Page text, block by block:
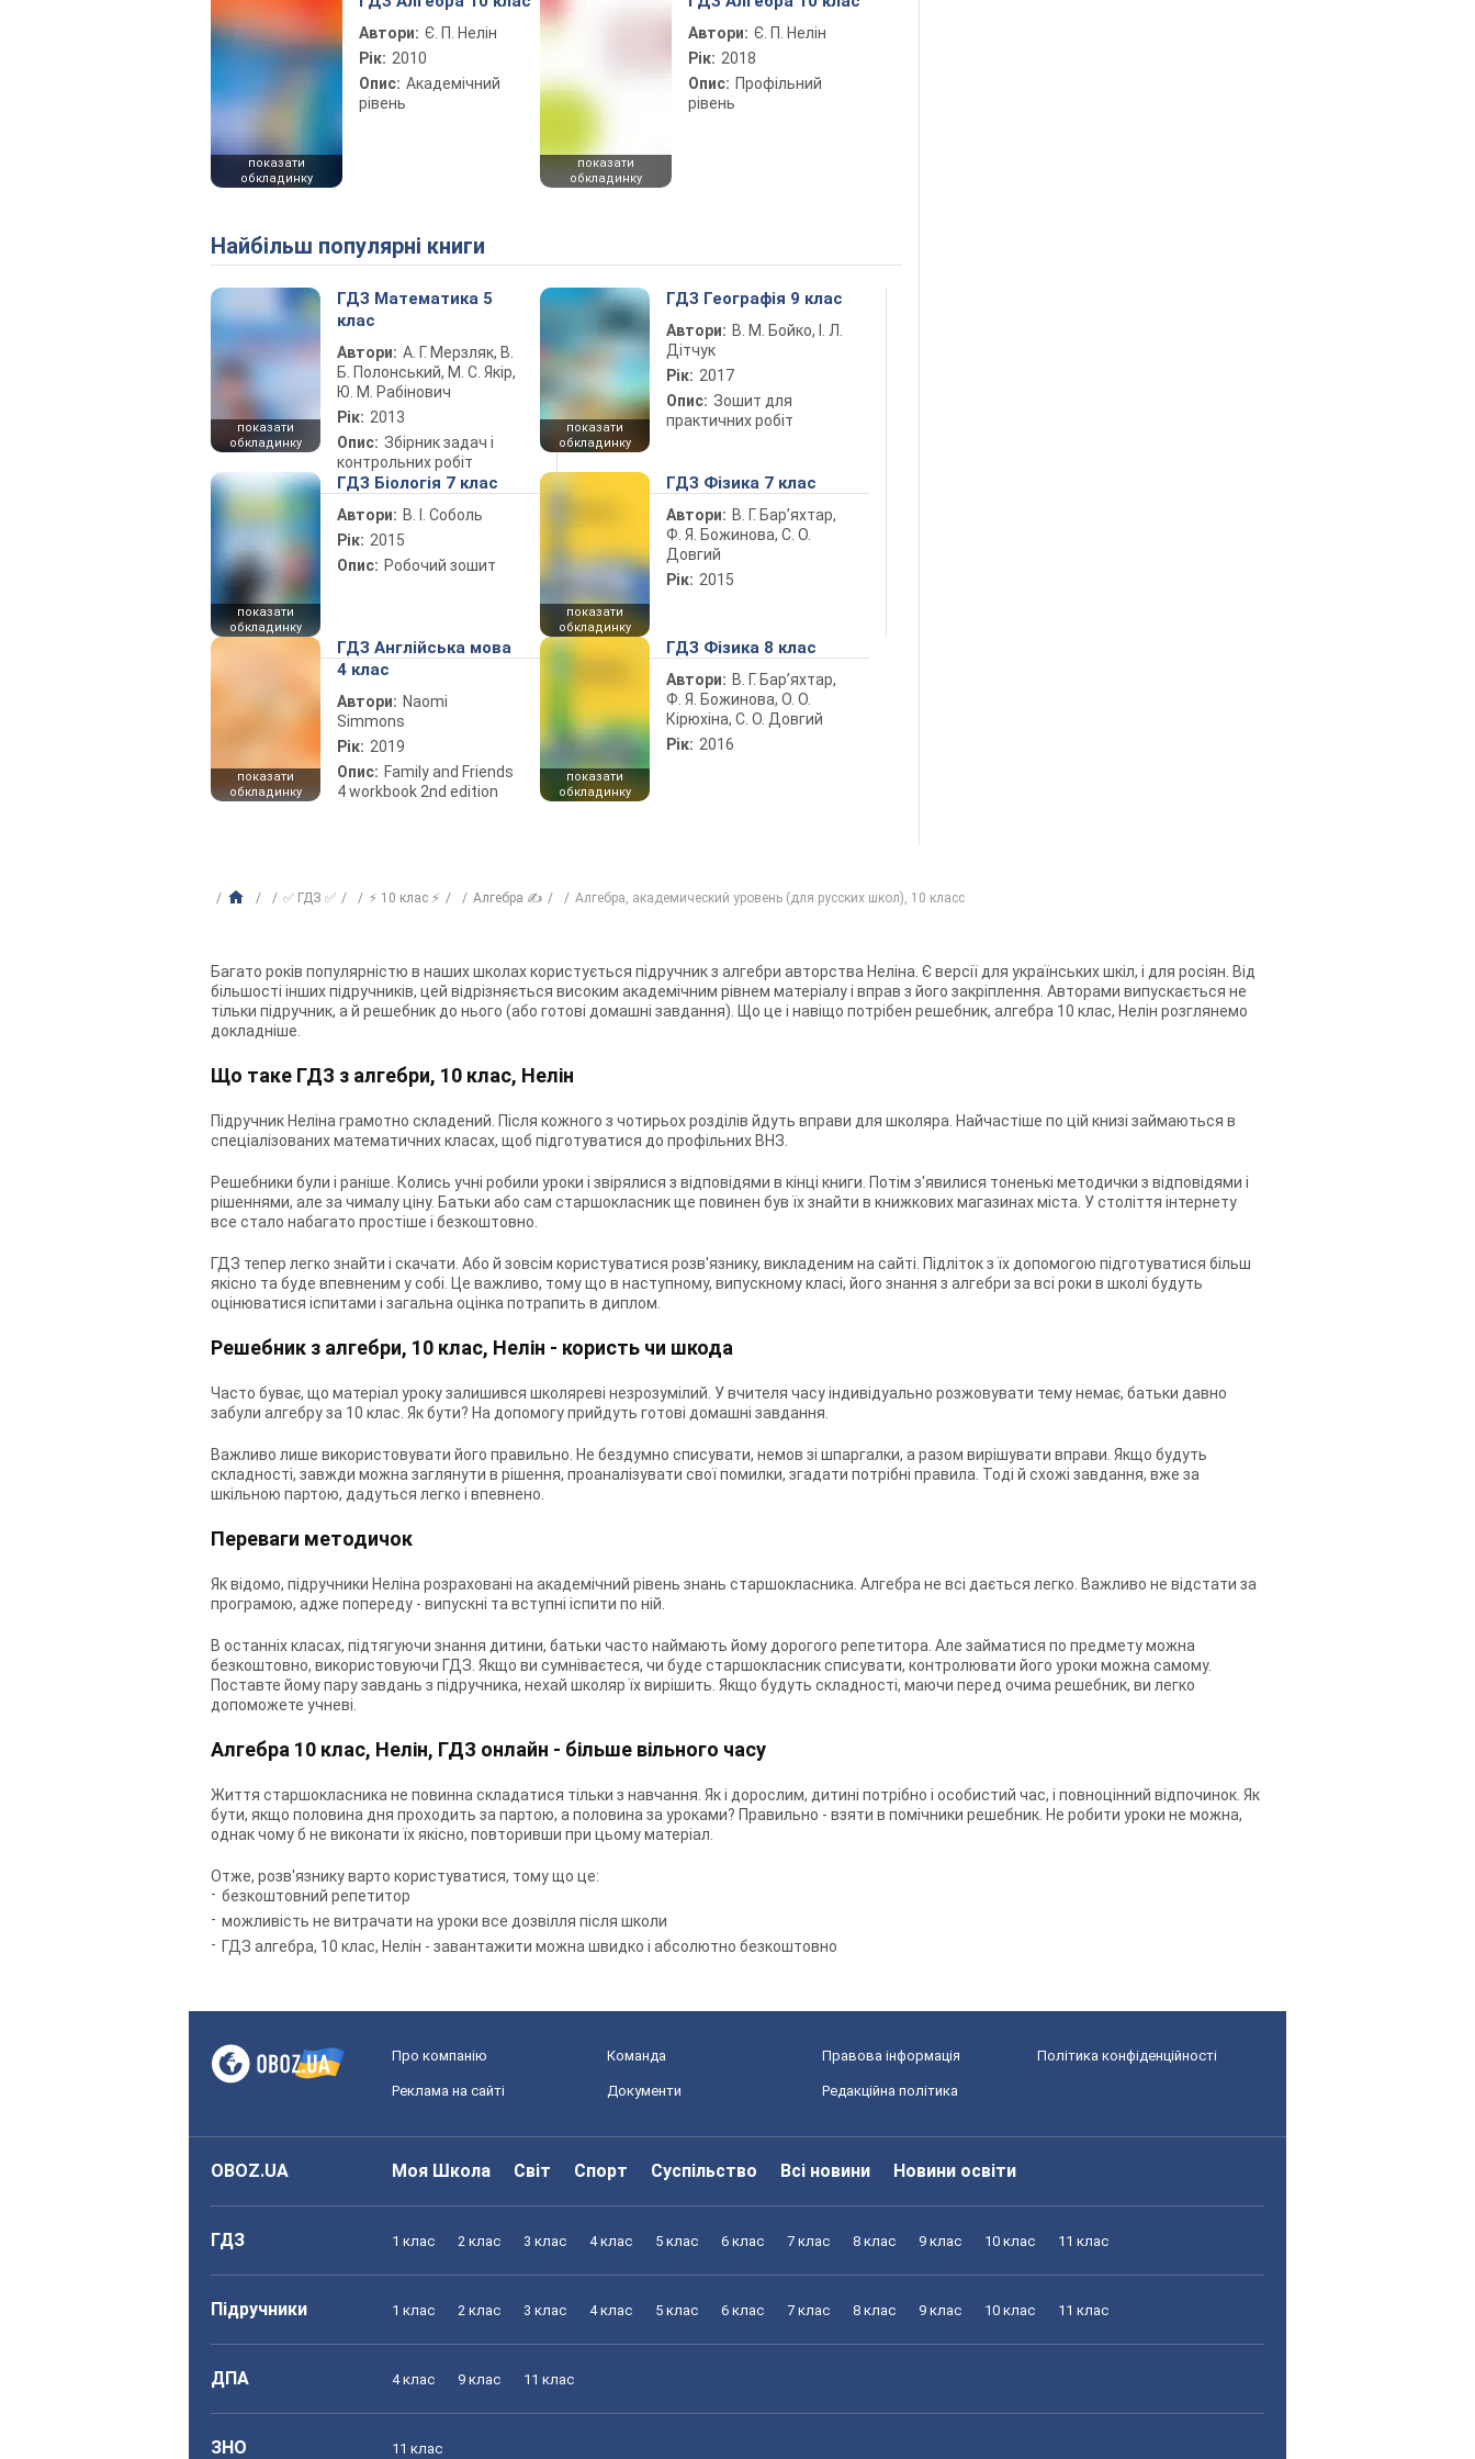
показати
обкладинку
Автори: Є. П. Нелін
Рік: 2010
Опис: Академічний
рівень
показати
обкладинку
Автори: Є. П. Нелін
Рік: 2018
Опис: Профільний
рівень
Найбільш популярні книги
показати
обкладинку
ГДЗ Математика 5
клас
Автори: А. Г. Мерзляк, В.
Б. Полонський, М. С. Якір,
Ю. М. Рабінович
Рік: 2013
Опис: Збірник задач і
контрольних робіт
показати
обкладинку
ГДЗ Географія 9 клас
Автори: В. М. Бойко, І. Л.
Дітчук
Рік: 2017
Опис: Зошит для
практичних робіт
показати
обкладинку
ГДЗ Біологія 7 клас
Автори: В. І. Соболь
Рік: 2015
Опис: Робочий зошит
показати
обкладинку
ГДЗ Фізика 7 клас
Автори: В. Г. Бар’яхтар,
Ф. Я. Божинова, С. О.
Довгий
Рік: 2015
показати
обкладинку
ГДЗ Англійська мова
4 клас
Автори: Naomi
Simmons
Рік: 2019
Опис: Family and Friends
4 workbook 2nd edition
показати
обкладинку
ГДЗ Фізика 8 клас
Автори: В. Г. Бар’яхтар,
Ф. Я. Божинова, О. О.
Кірюхіна, С. О. Довгий
Рік: 2016
✅ ГДЗ ✅ ⚡ 10 клас ⚡ Алгебра ✍ Алгебра, академический уровень (для русских школ), 10 класс
Багато років популярністю в наших школах користується підручник з алгебри авторства Неліна. Є версії для українських шкіл, і для росіян. Від
більшості інших підручників, цей відрізняється високим академічним рівнем матеріалу і вправ з його закріплення. Авторами випускається не
тільки підручник, а й решебник до нього (або готові домашні завдання). Що це і навіщо потрібен решебник, алгебра 10 клас, Нелін розглянемо
докладніше.
Що таке ГДЗ з алгебри, 10 клас, Нелін
Підручник Неліна грамотно складений. Після кожного з чотирьох розділів йдуть вправи для школяра. Найчастіше по цій книзі займаються в
спеціалізованих математичних класах, щоб підготуватися до профільних ВНЗ.
Решебники були і раніше. Колись учні робили уроки і звірялися з відповідями в кінці книги. Потім з'явилися тоненькі методички з відповідями і
рішеннями, але за чималу ціну. Батьки або сам старшокласник ще повинен був їх знайти в книжкових магазинах міста. У століття інтернету
все стало набагато простіше і безкоштовно.
ГДЗ тепер легко знайти і скачати. Або й зовсім користуватися розв'язнику, викладеним на сайті. Підліток з їх допомогою підготуватися більш
якісно та буде впевненим у собі. Це важливо, тому що в наступному, випускному класі, його знання з алгебри за всі роки в школі будуть
оцінюватися іспитами і загальна оцінка потрапить в диплом.
Решебник з алгебри, 10 клас, Нелін - користь чи шкода
Часто буває, що матеріал уроку залишився школяреві незрозумілий. У вчителя часу індивідуально розжовувати тему немає, батьки давно
забули алгебру за 10 клас. Як бути? На допомогу прийдуть готові домашні завдання.
Важливо лише використовувати його правильно. Не бездумно списувати, немов зі шпаргалки, а разом вирішувати вправи. Якщо будуть
складності, завжди можна заглянути в рішення, проаналізувати свої помилки, згадати потрібні правила. Тоді й схожі завдання, вже за
шкільною партою, дадуться легко і впевнено.
Переваги методичок
Як відомо, підручники Неліна розраховані на академічний рівень знань старшокласника. Алгебра не всі дається легко. Важливо не відстати за
програмою, адже попереду - випускні та вступні іспити по ній.
В останніх класах, підтягуючи знання дитини, батьки часто наймають йому дорогого репетитора. Але займатися по предмету можна
безкоштовно, використовуючи ГДЗ. Якщо ви сумніваєтеся, чи буде старшокласник списувати, контролювати його уроки можна самому.
Поставте йому пару завдань з підручника, нехай школяр їх вирішить. Якщо будуть складності, маючи перед очима решебник, ви легко
допоможете учневі.
Алгебра 10 клас, Нелін, ГДЗ онлайн - більше вільного часу
Життя старшокласника не повинна складатися тільки з навчання. Як і дорослим, дитині потрібно і особистий час, і повноцінний відпочинок. Як
бути, якщо половина дня проходить за партою, а половина за уроками? Правильно - взяти в помічники решебник. Не робити уроки не можна,
однак чому б не виконати їх якісно, ​​повторивши при цьому матеріал.
Отже, розв'язнику варто користуватися, тому що це:
безкоштовний репетитор
можливість не витрачати на уроки все дозвілля після школи
ГДЗ алгебра, 10 клас, Нелін - завантажити можна швидко і абсолютно безкоштовно
Про компанію Команда Правова інформація Політика конфіденційності
Реклама на сайті Документи Редакційна політика
OBOZ.UA Моя Школа Світ Спорт Суспільство Всі новини Новини освіти
ГДЗ 1 клас 2 клас 3 клас 4 клас 5 клас 6 клас 7 клас 8 клас 9 клас 10 клас 11 клас
Підручники 1 клас 2 клас 3 клас 4 клас 5 клас 6 клас 7 клас 8 клас 9 клас 10 клас 11 клас
ДПА 4 клас 9 клас 11 клас
ЗНО 11 клас